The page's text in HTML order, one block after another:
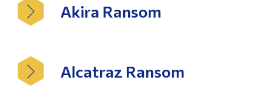
Akira Ransom
Alcatraz Ransom